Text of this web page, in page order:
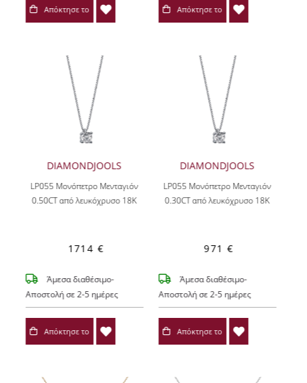
Απόκτησε το Απόκτησε το
DIAMONDJOOLS
LP055 Μονόπετρο Μενταγιόν
0.50CT από λευκόχρυσο 18Κ
1714 €
Άμεσα διαθέσιμο-
Αποστολή σε 2-5 ημέρες
Απόκτησε το
DIAMONDJOOLS
LP055 Μονόπετρο Μενταγιόν
0.30CT από λευκόχρυσο 18Κ
971 €
Άμεσα διαθέσιμο-
Αποστολή σε 2-5 ημέρες
Απόκτησε το